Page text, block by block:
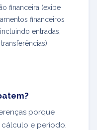
financeira (exibe
financeiros
entradas,
porque
e período.